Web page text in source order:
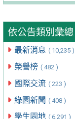
依公告類別彙總
最新消息 ( 10,235 )
榮譽榜 ( 482 )
國際交流 ( 223 )
綠園新聞 ( 408 )
學生園地 ( 6,291 )